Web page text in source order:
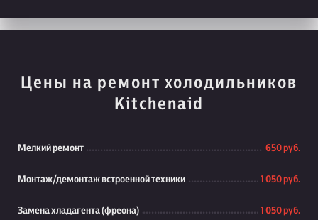
Цены на ремонт холодильников
Kitchenaid
Мелкий ремонт 650 руб.
Монтаж/демонтаж встроенной техники 1 050 руб.
Замена хладагента (фреона) 1 050 руб.